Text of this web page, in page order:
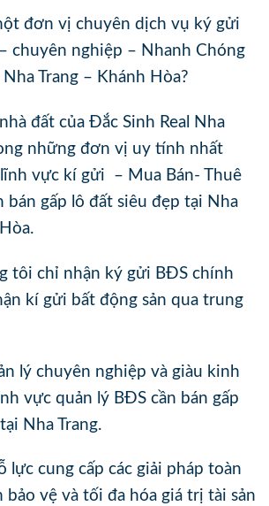
đơn vị chuyên dịch vụ ký gửi
chuyên nghiệp – Nhanh Chóng
Nha Trang – Khánh Hòa?
đất của Đắc Sinh Real Nha
những đơn vị uy tính nhất
vực kí gửi – Mua Bán- Thuê
bán gấp lô đất siêu đẹp tại Nha
tôi chỉ nhận ký gửi BĐS chính
kí gửi bất động sản qua trung
lý chuyên nghiệp và giàu kinh
vực quản lý BĐS cần bán gấp
Nha Trang.
lực cung cấp các giải pháp toàn
bảo vệ và tối đa hóa giá trị tài sản